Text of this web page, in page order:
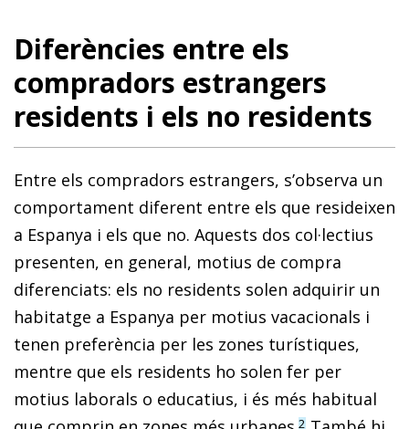
Diferències entre els
compradors estrangers
residents i els no residents
Entre els compradors estrangers, s’observa un
comportament diferent entre els que resideixen
a Espanya i els que no. Aquests dos col·lectius
presenten, en general, motius de compra
diferenciats: els no residents solen adquirir un
habitatge a Espanya per motius vacacionals i
tenen preferència per les zones turístiques,
mentre que els residents ho solen fer per
motius laborals o educatius, i és més habitual
2